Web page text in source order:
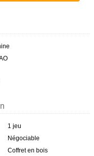
1 jeu
Négociable
Coffret en bois